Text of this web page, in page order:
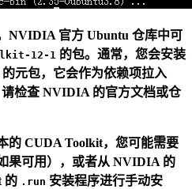
NVIDIA 官方 Ubuntu 仓库中可
12-1 的包。通常，您会安装
的元包，它会作为依赖项拉入
检查 NVIDIA 的官方文档或仓
的 CUDA Toolkit，您可能需要
果可用），或者从 NVIDIA 的
的 .run 安装程序进行手动安